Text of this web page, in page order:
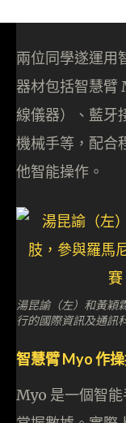
兩位同學遂運用
器材包括智慧
線儀器）、藍
機械手等，配
他智能操作。
湯昆諭（左）和黃穎
行的國際資訊及通訊
智慧臂 Myo 作
Myo 是一個智